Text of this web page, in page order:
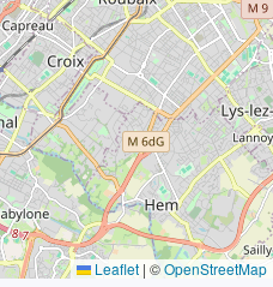
Leaflet | ©OpenStreetMap